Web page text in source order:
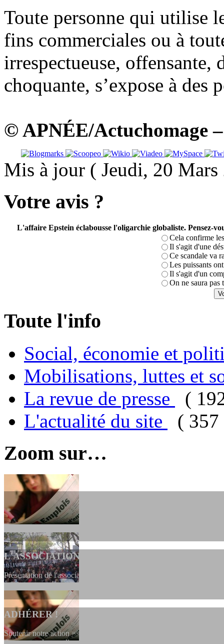
Toute personne qui utilise
fins commerciales ou à
irrespectueuse,
choquante, s’expose à des
© APNÉE/Actuchomage
Mis à jour ( Jeudi, 20
Votre avis ?
L'affaire Epstein éclabousse l'oligarchie globaliste. Pensez-
Cela confirme
Il s'agit d'une
Ce scandale va
Les puissants
Il s'agit d'un
On ne saura pas
Toute l'info
Social, économie et
Mobilisations, luttes et
La revue de presse
(
L'actualité du site
( 357
Zoom sur…
L'ASSOCIATION
Présentation de l'association et de sa charte qui encadre nos actions
ADHÉRER !
Soutenir notre action ==> Si vous souhaitez adhérer à